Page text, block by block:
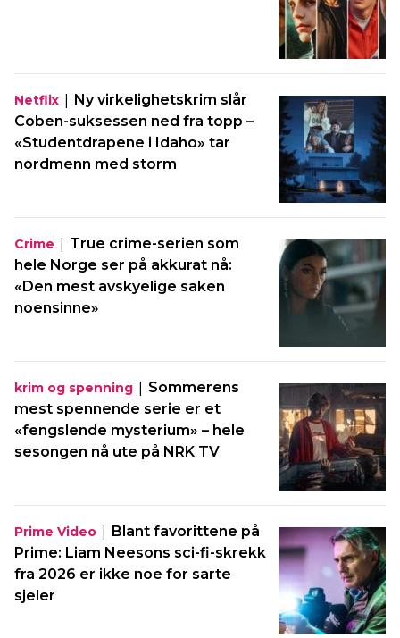
Netflix | Ny virkelighetskrim slår
Coben-suksessen ned fra topp –
«Studentdrapene i Idaho» tar
nordmenn med storm
Crime | True crime-serien som
hele Norge ser på akkurat nå:
«Den mest avskyelige saken
noensinne»
krim og spenning | Sommerens
mest spennende serie er et
«fengslende mysterium» – hele
sesongen nå ute på NRK TV
Prime Video | Blant favorittene på
Prime: Liam Neesons sci-fi-skrekk
fra 2026 er ikke noe for sarte
sjeler